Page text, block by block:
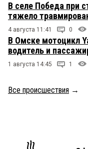
В селе Победа при
тяжело
4 августа 11:41 0
В Омске мотоцикл
водитель и
1 августа 14:45 1
Все происшествия →